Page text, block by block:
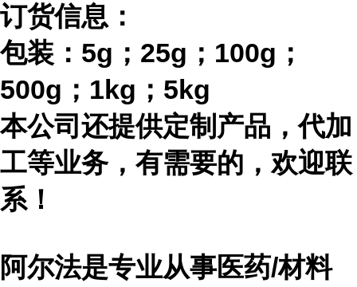
订货信息：
包装： 5g；25g；100g；
500g；1kg；5kg
本公司还提供定制产品，代加
工等业务，有需要的，欢迎联
系！
阿尔法是专业从事医药/材料